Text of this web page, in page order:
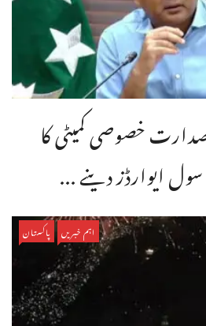
خصوصی کمیٹی کا
اہم خبریں پاکستان